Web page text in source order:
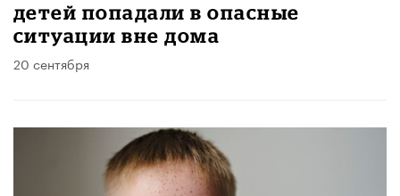
детей попадали в опасные
ситуации вне дома
20 сентября